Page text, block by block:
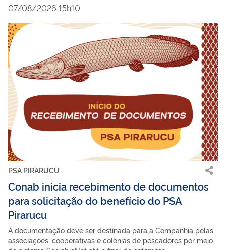
07/08/2026 15h10
PSA PIRARUCU
Conab inicia recebimento de documentos
para solicitação do benefício do PSA
Pirarucu
A documentação deve ser destinada para a Companhia pelas
associações, cooperativas e colônias de pescadores por meio